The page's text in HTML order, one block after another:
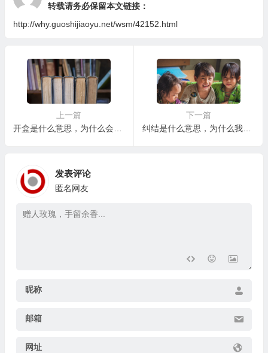
转载请务必保留本文链接：
http://why.guoshijiaoyu.net/wsm/42152.html
上一篇
开盒是什么意思，为什么会有人热衷于“开盒”？
下一篇
纠结是什么意思，为什么我们常常在小事上纠结？
发表评论
匿名网友
昵称
邮箱
网址